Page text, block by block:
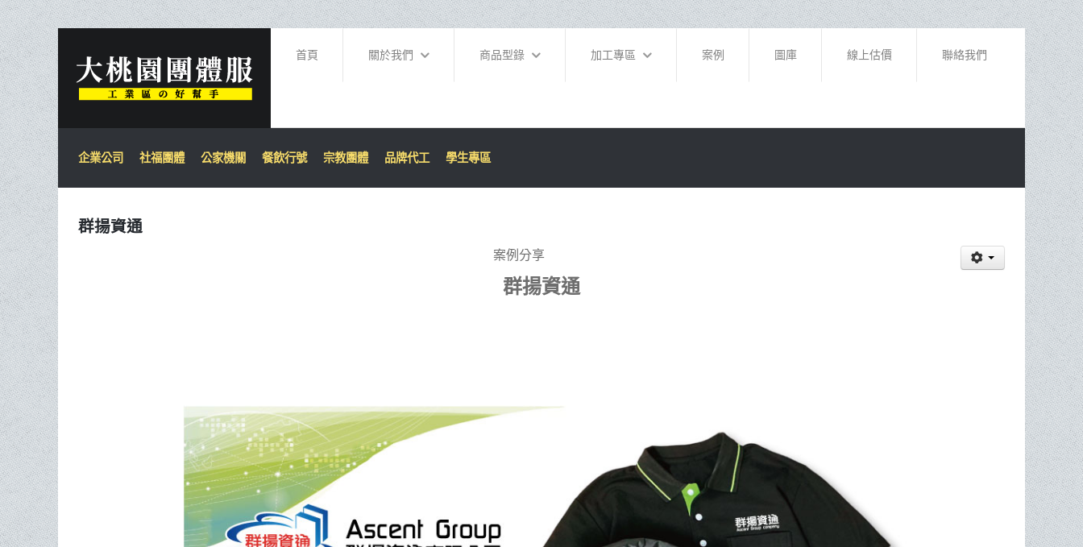
首頁 關於我們 商品型錄 加工專區 案例 圖庫 線上估價 聯絡我們
企業公司 社福團體 公家機關 餐飲行號 宗教團體 品牌代工 學生專區
群揚資通
案例分享
群揚資通